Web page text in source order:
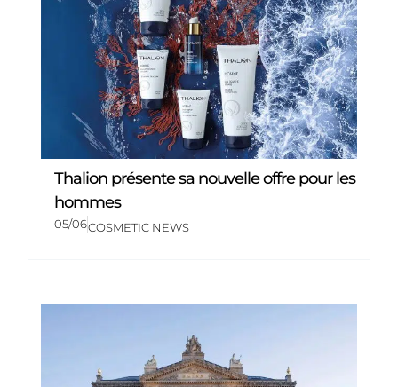
Thalion présente sa nouvelle offre pour les
hommes
05/06COSMETIC NEWS